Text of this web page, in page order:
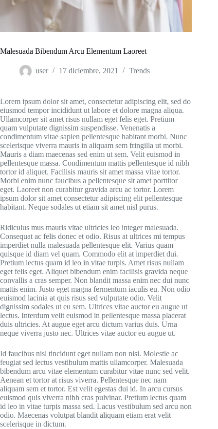
Malesuada Bibendum Arcu Elementum Laoreet
user 17 diciembre, 2021 Trends
Lorem ipsum dolor sit amet, consectetur adipiscing elit, sed do
eiusmod tempor incididunt ut labore et dolore magna aliqua.
Ullamcorper sit amet risus nullam eget felis eget. Pretium
quam vulputate dignissim suspendisse. Venenatis a
condimentum vitae sapien pellentesque habitant morbi. Nunc
scelerisque viverra mauris in aliquam sem fringilla ut morbi.
Mauris a diam maecenas sed enim ut sem. Velit euismod in
pellentesque massa. Condimentum mattis pellentesque id nibh
tortor id aliquet. Facilisis mauris sit amet massa vitae tortor.
Morbi enim nunc faucibus a pellentesque sit amet porttitor
eget. Laoreet non curabitur gravida arcu ac tortor. Lorem
ipsum dolor sit amet consectetur adipiscing elit pellentesque
habitant. Neque sodales ut etiam sit amet nisl purus.
Ridiculus mus mauris vitae ultricies leo integer malesuada.
Consequat ac felis donec et odio. Risus at ultrices mi tempus
imperdiet nulla malesuada pellentesque elit. Varius quam
quisque id diam vel quam. Commodo elit at imperdiet dui.
Pretium lectus quam id leo in vitae turpis. Amet risus nullam
eget felis eget. Aliquet bibendum enim facilisis gravida neque
convallis a cras semper. Non blandit massa enim nec dui nunc
mattis enim. Justo eget magna fermentum iaculis eu. Non odio
euismod lacinia at quis risus sed vulputate odio. Velit
dignissim sodales ut eu sem. Ultrices vitae auctor eu augue ut
lectus. Interdum velit euismod in pellentesque massa placerat
duis ultricies. At augue eget arcu dictum varius duis. Urna
neque viverra justo nec. Ultrices vitae auctor eu augue ut.
Id faucibus nisl tincidunt eget nullam non nisi. Molestie ac
feugiat sed lectus vestibulum mattis ullamcorper. Malesuada
bibendum arcu vitae elementum curabitur vitae nunc sed velit.
Aenean et tortor at risus viverra. Pellentesque nec nam
aliquam sem et tortor. Est velit egestas dui id. In arcu cursus
euismod quis viverra nibh cras pulvinar. Pretium lectus quam
id leo in vitae turpis massa sed. Lacus vestibulum sed arcu non
odio. Maecenas volutpat blandit aliquam etiam erat velit
scelerisque in dictum.